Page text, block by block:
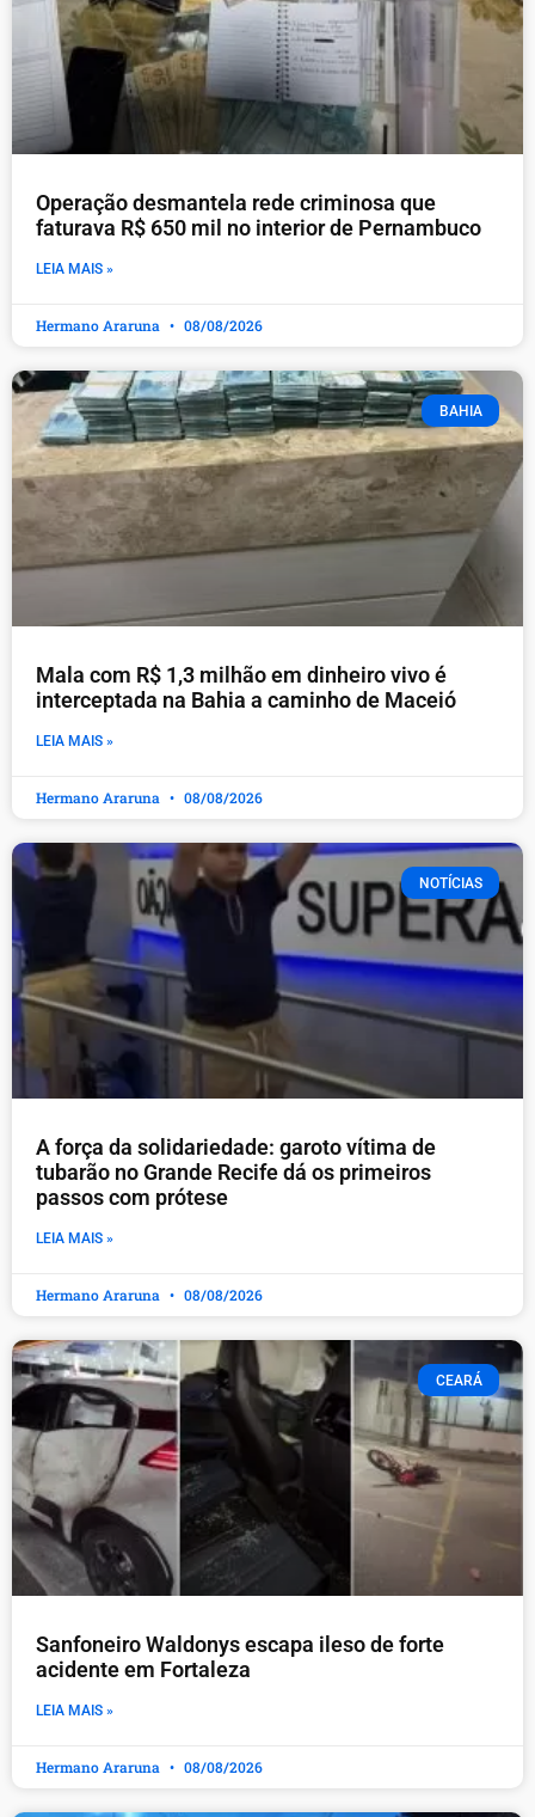
Operação desmantela rede criminosa que
faturava R$ 650 mil no interior de Pernambuco
LEIA MAIS »
Hermano Araruna 08/08/2026
BAHIA
Mala com R$ 1,3 milhão em dinheiro vivo é
interceptada na Bahia a caminho de Maceió
LEIA MAIS »
Hermano Araruna 08/08/2026
NOTÍCIAS
A força da solidariedade: garoto vítima de
tubarão no Grande Recife dá os primeiros
passos com prótese
LEIA MAIS »
Hermano Araruna 08/08/2026
CEARÁ
Sanfoneiro Waldonys escapa ileso de forte
acidente em Fortaleza
LEIA MAIS »
Hermano Araruna 08/08/2026